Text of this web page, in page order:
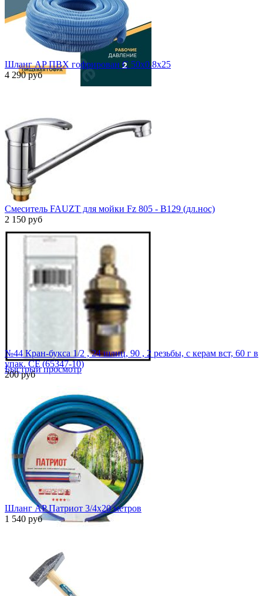
Быстрый просмотр
Шланг AP ПВХ гофрирован С 50х0.8х25
4 290 руб
Быстрый просмотр
Смеситель FAUZT для мойки Fz 805 - B129 (дл.нос)
2 150 руб
Быстрый просмотр
№44 Крaн-букса 1/2 , 24 шлиц, 90 , 2 резьбы, с керам вст, 60 г в
упак. CF (65347-10)
200 руб
Шланг AP Патриот 3/4x20 метров
1 540 руб